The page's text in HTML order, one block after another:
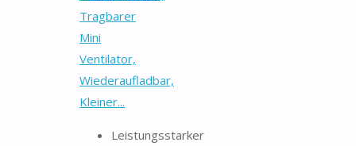
Tragbarer
Mini
Ventilator,
Wiederaufladbar,
Kleiner...
Leistungsstarker